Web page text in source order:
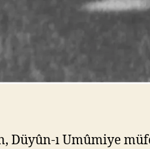
Düyûn-ı Umûmiye